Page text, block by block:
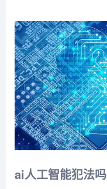
ai人工智能犯法吗